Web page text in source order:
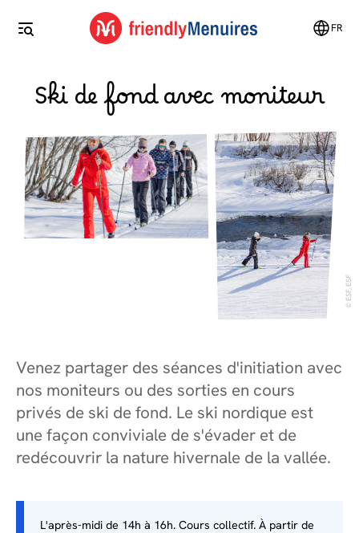
FR
Ski de fond avec moniteur
ESF, ESF
Venez partager des séances d'initiation avec
nos moniteurs ou des sorties en cours
privés de ski de fond. Le ski nordique est
une façon conviviale de s'évader et de
redécouvrir la nature hivernale de la vallée.
L'après-midi de 14h à 16h. Cours collectif. À partir de